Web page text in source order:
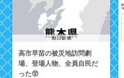
高市早苗の被災地訪問劇
場、登場人物、全員自民だ
った😲